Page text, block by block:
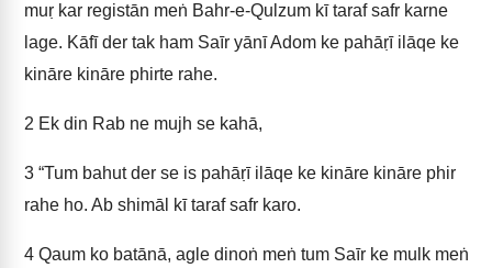
muṛ kar registān meṅ Bahr-e-Qulzum kī taraf safr karne
lage. Kāfī der tak ham Saīr yānī Adom ke pahāṛī ilāqe ke
kināre kināre phirte rahe.
2 Ek din Rab ne mujh se kahā,
3 “Tum bahut der se is pahāṛī ilāqe ke kināre kināre phir
rahe ho. Ab shimāl kī taraf safr karo.
4 Qaum ko batānā, agle dinoṅ meṅ tum Saīr ke mulk meṅ